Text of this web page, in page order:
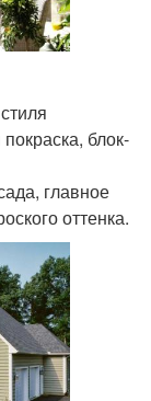
блок-
главное
оттенка.